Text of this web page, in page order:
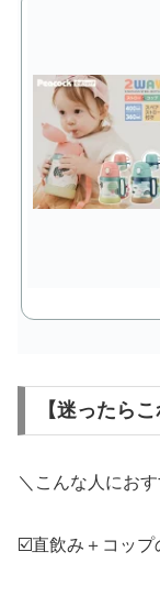
【迷ったら
＼こんな人にお
☑️直飲み＋コップ